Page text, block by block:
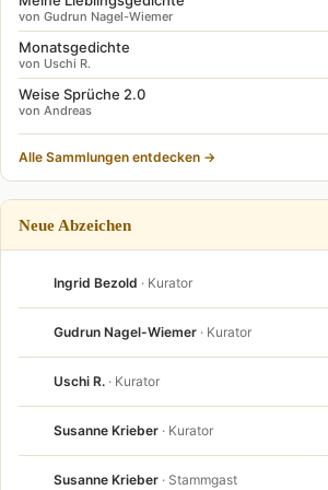
von Gudrun Nagel-Wiemer
Monatsgedichte
von Uschi R.
Weise Sprüche 2.0
von Andreas
Alle Sammlungen entdecken →
Neue Abzeichen
Ingrid Bezold · Kurator
Gudrun Nagel-Wiemer · Kurator
Uschi R. · Kurator
Susanne Krieber · Kurator
Susanne Krieber · Stammgast